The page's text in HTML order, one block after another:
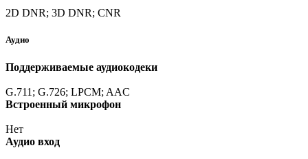
2D DNR; 3D DNR; CNR
Аудио
Поддерживаемые аудиокодеки
G.711; G.726; LPCM; AAC
Встроенный микрофон
Нет
Аудио вход